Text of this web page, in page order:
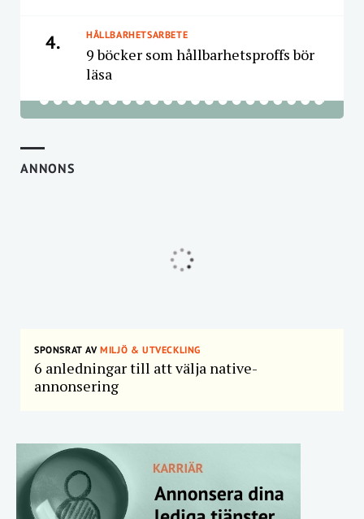
4. HÅLLBARHETSARBETE
9 böcker som hållbarhetsproffs bör
läsa
ANNONS
SPONSRAT AVMILJÖ & UTVECKLING
6 anledningar till att välja native-
annonsering